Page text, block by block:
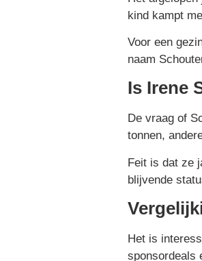
kind kampt
Voor een
naam
Is Irene
De vraag of
tonnen,
Feit is dat ze
blijvende
Het is
sponsordeals